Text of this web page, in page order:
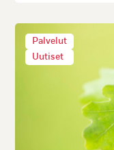
Palvelut
Uutiset